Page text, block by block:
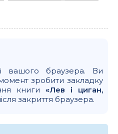
вашого браузера. Ви
зробити закладку
книги «Лев і циган,
закриття браузера.